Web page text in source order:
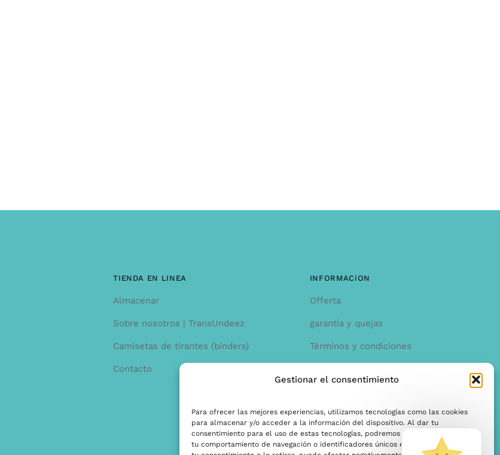
Gestionar el consentimiento
Para ofrecer las mejores experiencias, utilizamos tecnologías como las cookies
para almacenar y/o acceder a la información del dispositivo. Al dar tu
consentimiento para el uso de estas tecnologías, podremos procesar datos como
tu comportamiento de navegación o identificadores únicos en este sitio. Si no das
TIENDA EN LINEA
Almacenar
Sobre nosotros | TransUndeez
Camisetas de tirantes (binders)
Contacto
INFORMACíON
Offerta
garantía y quejas
Términos y condiciones